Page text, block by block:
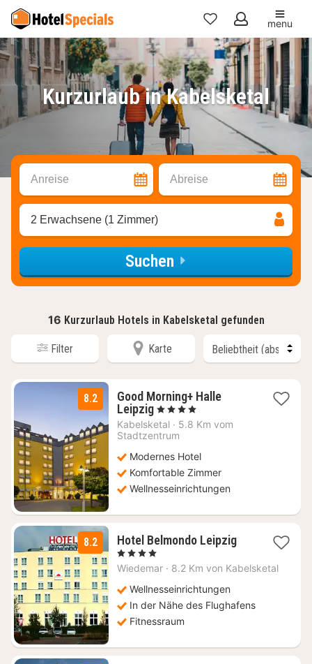
Meine
Favoriten
menu
Kurzurlaub in Kabelsketal
Anreise Abreise
2 Erwachsene (1 Zimmer)
Suchen
16 Kurzurlaub Hotels in Kabelsketal gefunden
Filter Karte
8.2
Good Morning+ Halle
Leipzig1
Nacht
ab
€
, 4 Sterne
Kabelsketal · 5.8 Km vom
Stadtzentrum
Modernes Hotel
Komfortable Zimmer
Wellnesseinrichtungen
8.2 Hotel Belmondo Leipzig3
ab
, 4 Sterne
Wiedemar · 8.2 Km von Kabelsketal
Wellnesseinrichtungen
In der Nähe des Flughafens
Fitnessraum